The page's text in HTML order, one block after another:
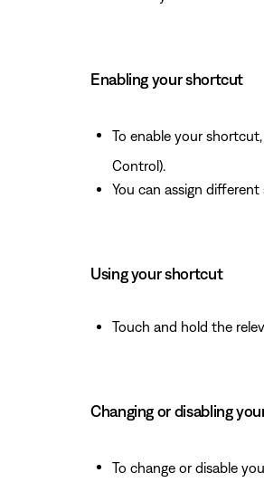
Enabling your shortcut
To enable your
Control).
You can assign
Using your shortcut
Touch and hold the
Changing or disabling
To change or disable